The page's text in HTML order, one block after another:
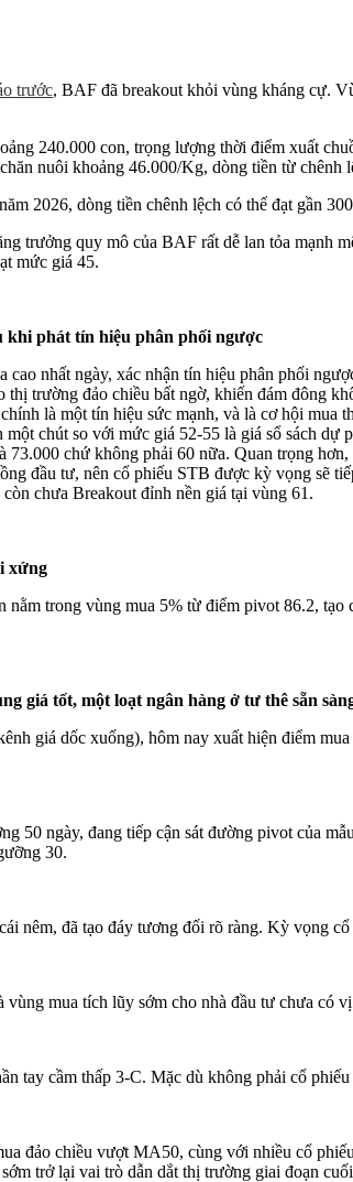
trước, BAF đã breakout khỏi vùng kháng cự.
240.000 con, trọng lượng thời điểm xuất
nuôi khoảng 46.000/Kg, dòng tiền từ chênh
2026, dòng tiền chênh lệch có thể đạt gần
trưởng quy mô của BAF rất dễ lan tỏa
mức giá 45.
khi phát tín hiệu phân phối ngược
nhất ngày, xác nhận tín hiệu phân phối
thị trường đảo chiều bất ngờ, khiến đám đông
là một tín hiệu sức mạnh, và là cơ hội
chút so với mức giá 52-55 là giá sổ sách
chứ không phải 60 nữa. Quan trọng
đầu tư, nên cổ phiếu STB được kỳ vọng
chưa Breakout đỉnh nền giá tại vùng 61.
xứng
trong vùng mua 5% từ điểm pivot 86.2,
giá tốt, một loạt ngân hàng ở tư thê sẵn
giá dốc xuống), hôm nay xuất hiện điểm
50 ngày, đang tiếp cận sát đường pivot của
30.
nêm, đã tạo đáy tương đối rõ ràng. Kỳ vọng
mua tích lũy sớm cho nhà đầu tư chưa
tay cầm thấp 3-C. Mặc dù không phải cổ
đảo chiều vượt MA50, cùng với nhiều cổ
trở lại vai trò dẫn dắt thị trường giai đoạn